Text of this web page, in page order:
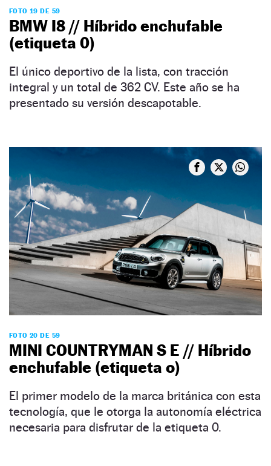
FOTO 19 DE 59
BMW I8 // Híbrido enchufable
(etiqueta 0)
El único deportivo de la lista, con tracción
integral y un total de 362 CV. Este año se ha
presentado su versión descapotable.
FOTO 20 DE 59
MINI COUNTRYMAN S E // Híbrido
enchufable (etiqueta o)
El primer modelo de la marca británica con esta
tecnología, que le otorga la autonomía eléctrica
necesaria para disfrutar de la etiqueta 0.